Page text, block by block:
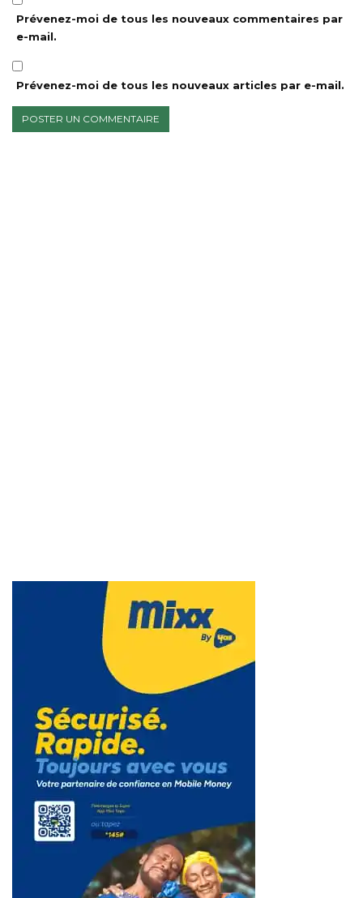
Prévenez-moi de tous les nouveaux commentaires par
e-mail.
Prévenez-moi de tous les nouveaux articles par e-mail.